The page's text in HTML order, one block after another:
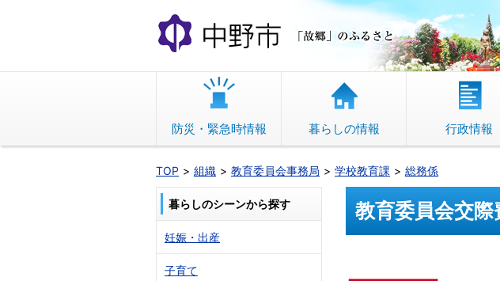
文
へ
動
中野市 「故郷」
防災・緊急時情報 暮らしの情報 行政情報
TOP 組織 教育委員会事務局 学校教育課 総務係
教育委員会交
暮らしのシーンから探す
妊娠・出産
子育て